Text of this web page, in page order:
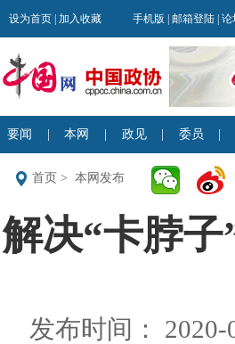
首页 > 本网发布
解决“卡脖
发布时间：